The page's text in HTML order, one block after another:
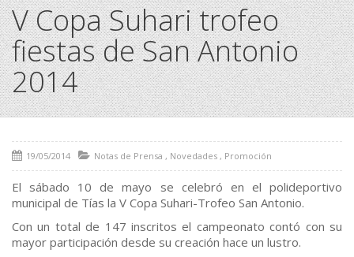
V Copa Suhari trofeo
fiestas de San Antonio
2014
19/05/2014 Notas de Prensa , Novedades , Promoción
El sábado 10 de mayo se celebró en el polideportivo
municipal de Tías la V Copa Suhari-Trofeo San Antonio.
Con un total de 147 inscritos el campeonato contó con su
mayor participación desde su creación hace un lustro.